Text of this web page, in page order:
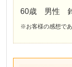
60歳 男性
※お客様の感想で